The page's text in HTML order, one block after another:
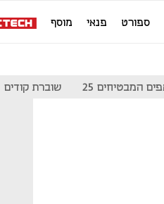
ספורט פנאי מוסף
המבטיחים 25 שוברת קודים